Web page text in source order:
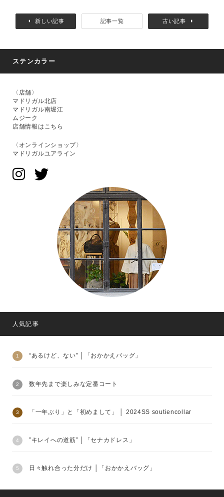
新しい記事 記事一覧 古い記事
ステンカラー
〈店舗〉
マドリガル北店
マドリガル南堀江
ムジーク
店舗情報はこちら
〈オンラインショップ〉
マドリガルユアライン
人気記事
“あるけど、ない” │「おかかえバッグ」
数年先まで楽しみな定番コート
「一年ぶり」と「初めまして」 │ 2024SS soutiencollar
”キレイへの道筋” │「セナカドレス」
日々触れ合った分だけ │「おかかえバッグ」